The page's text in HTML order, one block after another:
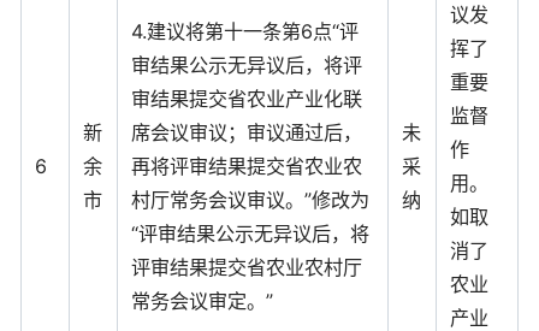
6
新
余
市
4.建议将第十一条第6点“评
审结果公示无异议后，将评
审结果提交省农业产业化联
席会议审议；审议通过后，
再将评审结果提交省农业农
村厅常务会议审议。”修改为
“评审结果公示无异议后，将
评审结果提交省农业农村厅
常务会议审定。”
未
采
纳
议发
挥了
重要
监督
作
用。
如取
消了
农业
产业